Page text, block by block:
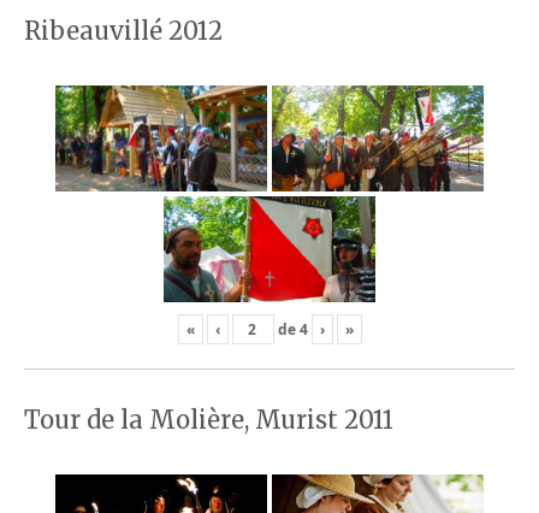
Ribeauvillé 2012
« ‹ de4 › »
Tour de la Molière, Murist 2011